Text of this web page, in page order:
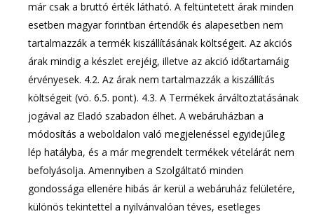
már csak a bruttó érték látható. A feltüntetett árak minden
esetben magyar forintban értendők és alapesetben nem
tartalmazzák a termék kiszállításának költségeit. Az akciós
árak mindig a készlet erejéig, illetve az akció időtartamáig
érvényesek. 4.2. Az árak nem tartalmazzák a kiszállítás
költségeit (vö. 6.5. pont). 4.3. A Termékek árváltoztatásának
jogával az Eladó szabadon élhet. A webáruházban a
módosítás a weboldalon való megjelenéssel egyidejűleg
lép hatályba, és a már megrendelt termékek vételárát nem
befolyásolja. Amennyiben a Szolgáltató minden
gondossága ellenére hibás ár kerül a webáruház felületére,
különös tekintettel a nyilvánvalóan téves, esetleges